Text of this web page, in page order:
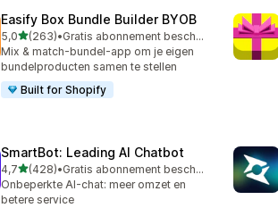
Easify Box Bundle Builder BYOB
5,0van 5 sterren
(263)
263 recensies in totaal
•
Gratis abonnement beschikbaar
Mix & match-bundel-app om je eigen
bundelproducten samen te stellen
Built for Shopify
SmartBot: Leading AI Chatbot
4,7van 5 sterren
(428)
428 recensies in totaal
•
Gratis abonnement beschikbaar
Onbeperkte AI-chat: meer omzet en
betere service